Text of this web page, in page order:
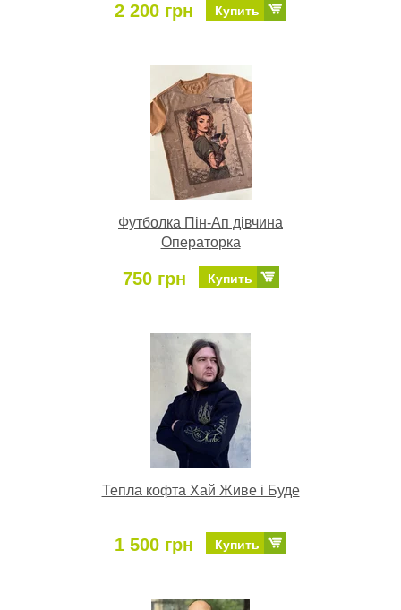
2 200 грн Купить
Футболка Пін-Ап дівчина
Операторка
750 грн Купить
Тепла кофта Хай Живе і Буде
1 500 грн Купить